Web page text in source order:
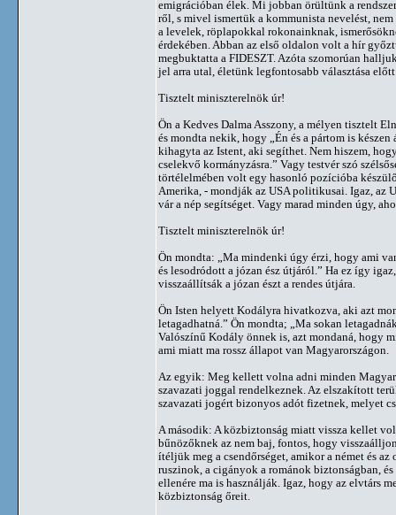
emigrációban élek. Mi jobban örültünk a
ről, s mivel ismertük a kommunista nevelést,
a levelek, röplapokkal rokonainknak,
érdekében. Abban az első oldalon volt a hír
megbuktatta a FIDESZT. Azóta szomorúan
jel arra utal, életünk legfontosabb választása
Tisztelt miniszterelnök úr!
Ön a Kedves Dalma Asszony, a mélyen tisztelt
és mondta nekik, hogy „Én és a pártom is
kihagyta az Istent, aki segíthet. Nem hiszem,
cselekvő kormányzásra.” Vagy testvér szó
törtélelmében volt egy hasonló pozícióba
Amerika, - mondják az USA politikusai. Igaz, az
vár a nép segítséget. Vagy marad minden úgy,
Tisztelt miniszterelnök úr!
Ön mondta: „Ma mindenki úgy érzi, hogy ami
és lesodródott a józan ész útjáról.” Ha ez így
visszaállítsák a józan észt a rendes útjára.
Ön Isten helyett Kodályra hivatkozva, aki azt
letagadhatná.” Ön mondta; „Ma sokan
Valószínű Kodály önnek is, azt mondaná, hogy
ami miatt ma rossz állapot van Magyarországon.
Az egyik: Meg kellett volna adni minden
szavazati joggal rendelkeznek. Az elszakított
szavazati jogért bizonyos adót fizetnek, melyet
A második: A közbiztonság miatt vissza kellet
bűnözőknek az nem baj, fontos, hogy
ítéljük meg a csendőrséget, amikor a német és
ruszinok, a cigányok a románok biztonságban,
ellenére ma is használják. Igaz, hogy az elvtárs
közbiztonság őreit.